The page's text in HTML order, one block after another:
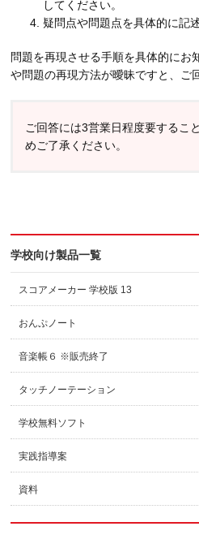
してください。
疑問点や問題点を具体的に記
問題を再現させる手順を具体的にお
や問題の再現方法が曖昧ですと、ご
ご回答には3営業日程度要するこ
めご了承ください。
学校向け製品一覧
スコアメーカー 学校版 13
おんぷノート
音楽帳６ ※販売終了
タッチノーテーション
学校無料ソフト
実践指導案
資料